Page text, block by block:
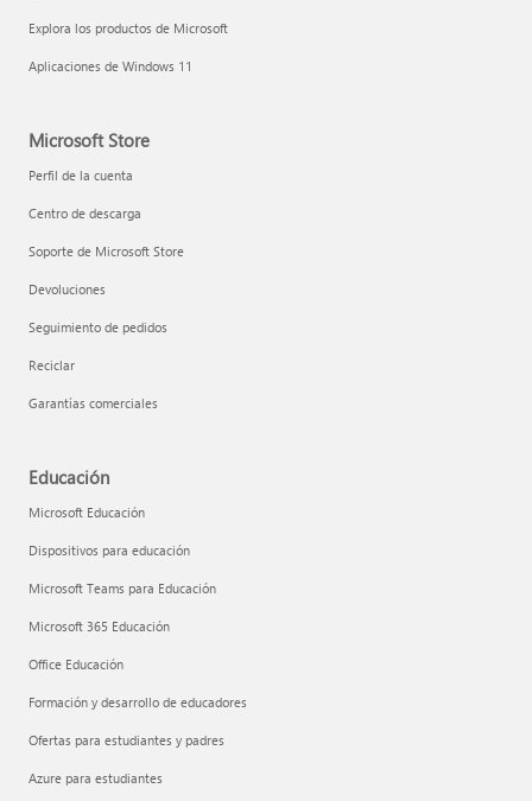
Explora los productos de Microsoft
Aplicaciones de Windows 11
Microsoft Store
Perfil de la cuenta
Centro de descarga
Soporte de Microsoft Store
Devoluciones
Seguimiento de pedidos
Reciclar
Garantías comerciales
Educación
Microsoft Educación
Dispositivos para educación
Microsoft Teams para Educación
Microsoft 365 Educación
Office Educación
Formación y desarrollo de educadores
Ofertas para estudiantes y padres
Azure para estudiantes